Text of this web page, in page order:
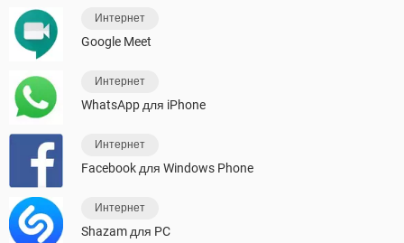
Интернет
Google Meet
Интернет
WhatsApp для iPhone
Интернет
Facebook для Windows Phone
Интернет
Shazam для PC